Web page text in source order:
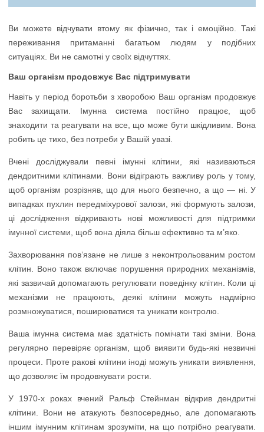
Ви можете відчувати втому як фізично, так і емоційно. Такі
переживання притаманні багатьом людям у подібних
ситуаціях. Ви не самотні у своїх відчуттях.
Ваш організм продовжує Вас підтримувати
Навіть у період боротьби з хворобою Ваш організм продовжує
Вас захищати. Імунна система постійно працює, щоб
знаходити та реагувати на все, що може бути шкідливим. Вона
робить це тихо, без потреби у Вашій увазі.
Вчені досліджували певні імунні клітини, які називаються
дендритними клітинами. Вони відіграють важливу роль у тому,
щоб організм розрізняв, що для нього безпечно, а що — ні. У
випадках пухлин передміхурової залози, які формують залози,
ці дослідження відкривають нові можливості для підтримки
імунної системи, щоб вона діяла більш ефективно та м’яко.
Захворювання пов’язане не лише з неконтрольованим ростом
клітин. Воно також включає порушення природних механізмів,
які зазвичай допомагають регулювати поведінку клітин. Коли ці
механізми не працюють, деякі клітини можуть надмірно
розмножуватися, поширюватися та уникати контролю.
Ваша імунна система має здатність помічати такі зміни. Вона
регулярно перевіряє організм, щоб виявити будь-які незвичні
процеси. Проте ракові клітини іноді можуть уникати виявлення,
що дозволяє їм продовжувати рости.
У 1970-х роках вчений Ральф Стейнман відкрив дендритні
клітини. Вони не атакують безпосередньо, але допомагають
іншим імунним клітинам зрозуміти, на що потрібно реагувати.